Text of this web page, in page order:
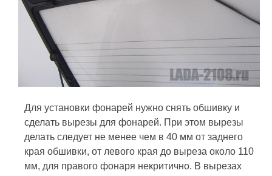
Для установки фонарей нужно снять обшивку и
сделать вырезы для фонарей. При этом вырезы
делать следует не менее чем в 40 мм от заднего
края обшивки, от левого края до выреза около 110
мм, для правого фонаря некритично. В вырезах